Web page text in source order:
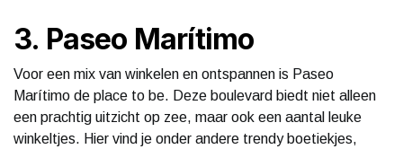
3. Paseo Marítimo
Voor een mix van winkelen en ontspannen is Paseo
Marítimo de place to be. Deze boulevard biedt niet alleen
een prachtig uitzicht op zee, maar ook een aantal leuke
winkeltjes. Hier vind je onder andere trendy boetiekjes,